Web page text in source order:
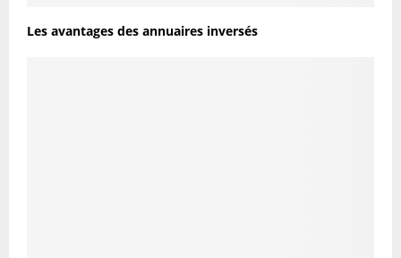
Les avantages des annuaires inversés